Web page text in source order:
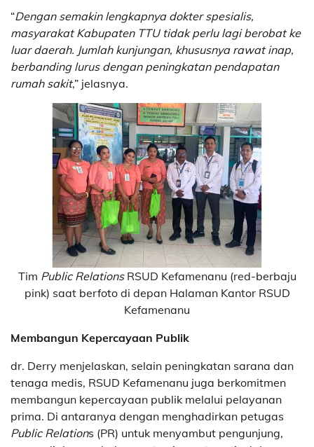
“Dengan semakin lengkapnya dokter spesialis,
masyarakat Kabupaten TTU tidak perlu lagi berobat ke
luar daerah. Jumlah kunjungan, khususnya rawat inap,
berbanding lurus dengan peningkatan pendapatan
rumah sakit,” jelasnya.
Tim Public Relations RSUD Kefamenanu (red-berbaju
pink) saat berfoto di depan Halaman Kantor RSUD
Kefamenanu
Membangun Kepercayaan Publik
dr. Derry menjelaskan, selain peningkatan sarana dan
tenaga medis, RSUD Kefamenanu juga berkomitmen
membangun kepercayaan publik melalui pelayanan
prima. Di antaranya dengan menghadirkan petugas
Public Relations (PR) untuk menyambut pengunjung,